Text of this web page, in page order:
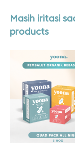
Masih iritasi
products